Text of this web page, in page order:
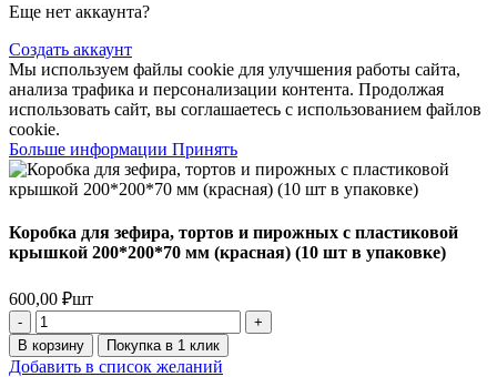
Еще нет аккаунта?
Создать аккаунт
Мы используем файлы cookie для улучшения работы сайта,
анализа трафика и персонализации контента. Продолжая
использовать сайт, вы соглашаетесь с использованием файлов
cookie.
Больше информации Больше
информации
Принять
Коробка для зефира, тортов и пирожных с пластиковой
крышкой 200*200*70 мм (красная) (10 шт в упаковке)
600,00 ₽шт
Количество
товара
Коробка
В корзину Покупка в 1 клик
Добавить в список желаний